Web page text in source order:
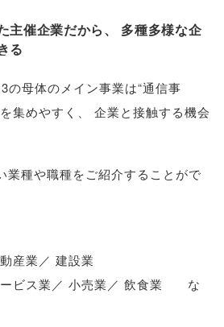
主催企業だから、
多種多様な企
る
の母体のメイン事業は“通信事
集めやすく
企業と接触する機会
業種や職種をご紹介することがで
産業／ 建設業
ービス業／ 小売業／ 飲食業 な